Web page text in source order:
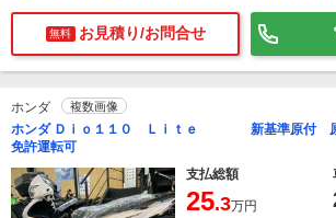
無料 お見積り/お問合せ
ホンダ 複数画像
ホンダ Ｄｉｏ１１０ Ｌｉｔｅ 新基準原付
免許運転可
支払総額
25.3万円